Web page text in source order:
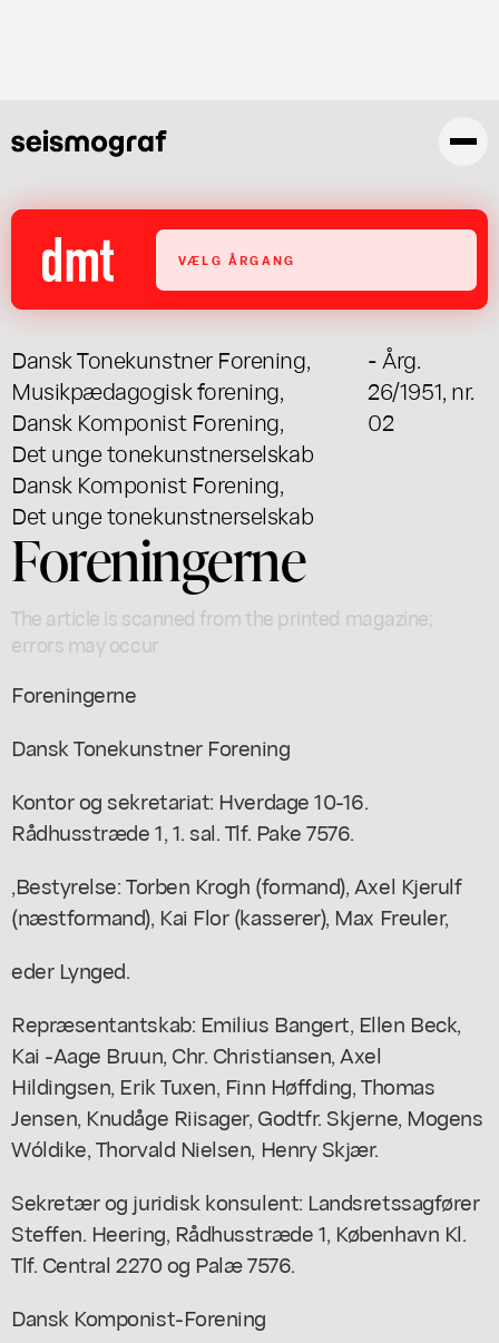
VÆLG ÅRGANG
Dansk Tonekunstner Forening,
Musikpædagogisk forening,
Dansk Komponist Forening,
Det unge tonekunstnerselskab
Dansk Komponist Forening,
Det unge tonekunstnerselskab
- Årg.
26/1951, nr.
02
Foreningerne
The article is scanned from the printed magazine;
errors may occur
Foreningerne
Dansk Tonekunstner Forening
Kontor og sekretariat: Hverdage 10-16.
Rådhusstræde 1, 1. sal. Tlf. Pake 7576.
,Bestyrelse: Torben Krogh (formand), Axel Kjerulf
(næstformand), Kai Flor (kasserer), Max Freuler,
eder Lynged.
Repræsentantskab: Emilius Bangert, Ellen Beck,
Kai -Aage Bruun, Chr. Christiansen, Axel
Hildingsen, Erik Tuxen, Finn Høffding, Thomas
Jensen, Knudåge Riisager, Godtfr. Skjerne, Mogens
Wóldike, Thorvald Nielsen, Henry Skjær.
Sekretær og juridisk konsulent: Landsretssagfører
Steffen. Heering, Rådhusstræde 1, København Kl.
Tlf. Central 2270 og Palæ 7576.
Dansk Komponist-Forening